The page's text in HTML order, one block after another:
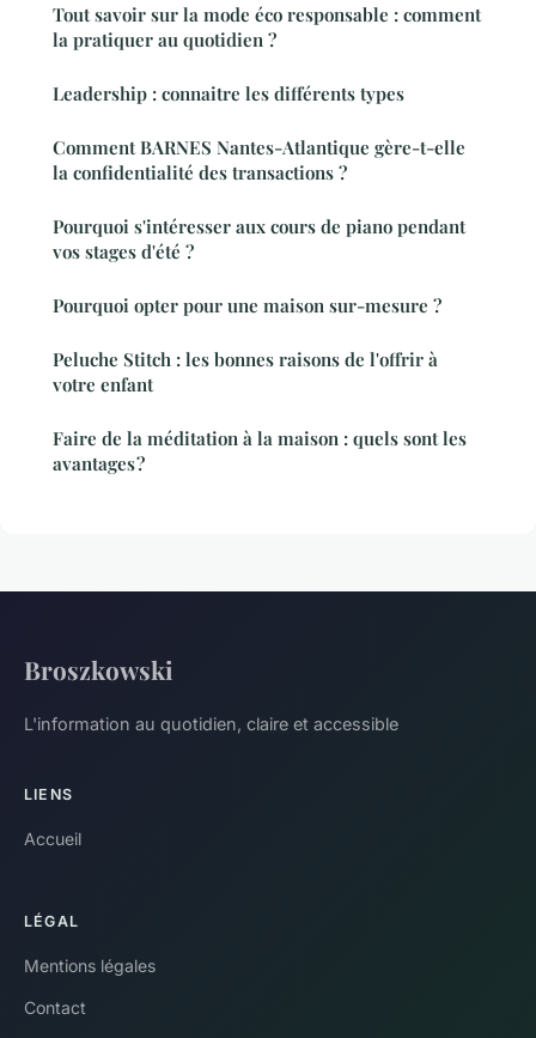
Tout savoir sur la mode éco responsable : comment
la pratiquer au quotidien ?
Leadership : connaitre les différents types
Comment BARNES Nantes-Atlantique gère-t-elle
la confidentialité des transactions ?
Pourquoi s'intéresser aux cours de piano pendant
vos stages d'été ?
Pourquoi opter pour une maison sur-mesure ?
Peluche Stitch : les bonnes raisons de l'offrir à
votre enfant
Faire de la méditation à la maison : quels sont les
avantages ?
Broszkowski
L'information au quotidien, claire et accessible
LIENS
Accueil
LÉGAL
Mentions légales
Contact